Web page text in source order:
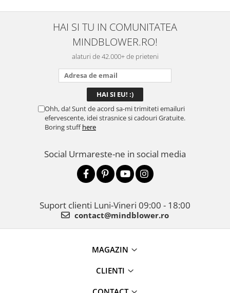
HAI SI TU IN COMUNITATEA
MINDBLOWER.RO!
alaturi de 42.000+ de prieteni
Ohh, da! Sunt de acord sa-mi trimiteti emailuri
efervescente, idei strasnice si cadouri Gratuite.
Boring stuffhere
Social Urmareste-ne in social media
Suport clienti Luni-Vineri 09:00 - 18:00
contact@mindblower.ro
MAGAZIN
CLIENTI